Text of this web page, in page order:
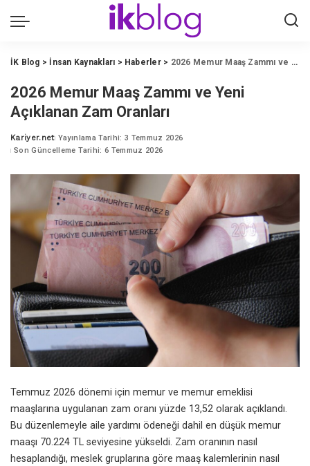
İK Blog > İnsan Kaynakları > Haberler> 2026 Memur Maaş Zammı ve Yeni Açıklanan Zam Oranları
2026 Memur Maaş Zammı ve Yeni
Açıklanan Zam Oranları
Posted
by
Kariyer.net Yayınlama Tarihi: 3 Temmuz 2026
Son Güncelleme Tarihi: 6 Temmuz 2026
Temmuz 2026 dönemi için memur ve memur emeklisi
maaşlarına uygulanan zam oranı yüzde 13,52 olarak açıklandı.
Bu düzenlemeyle aile yardımı ödeneği dahil en düşük memur
maaşı 70.224 TL seviyesine yükseldi. Zam oranının nasıl
hesaplandığı, meslek gruplarına göre maaş kalemlerinin nasıl